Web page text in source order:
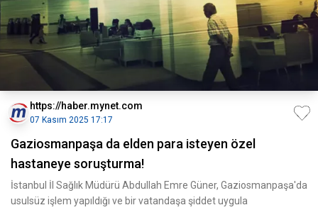
https://haber.mynet.com
07 Kasım 2025 17:17
Gaziosmanpaşa da elden para isteyen özel
hastaneye soruşturma!
İstanbul İl Sağlık Müdürü Abdullah Emre Güner, Gaziosmanpaşa'da
usulsüz işlem yapıldığı ve bir vatandaşa şiddet uygula